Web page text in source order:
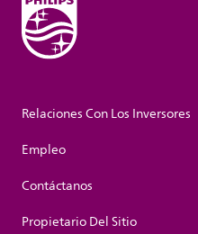
Relaciones Con Los Inversores
Empleo
Contáctanos
Propietario Del Sitio